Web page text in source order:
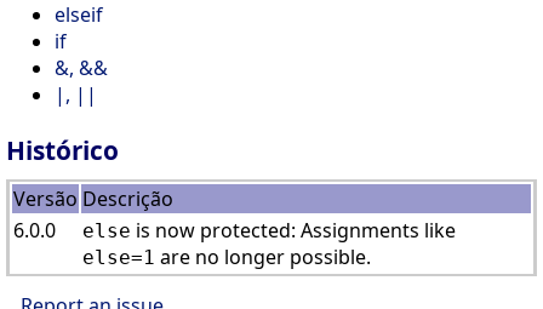
elseif
if
&, &&
|, ||
Histórico
Versão Descrição
6.0.0
else is now protected: Assignments like
else=1 are no longer possible.